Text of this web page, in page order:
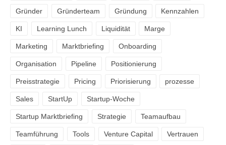
Gründer Gründerteam Gründung Kennzahlen
KI Learning Lunch Liquidität Marge
Marketing Marktbriefing Onboarding
Organisation Pipeline Positionierung
Preisstrategie Pricing Priorisierung prozesse
Sales StartUp Startup-Woche
Startup Marktbriefing Strategie Teamaufbau
Teamführung Tools Venture Capital Vertrauen